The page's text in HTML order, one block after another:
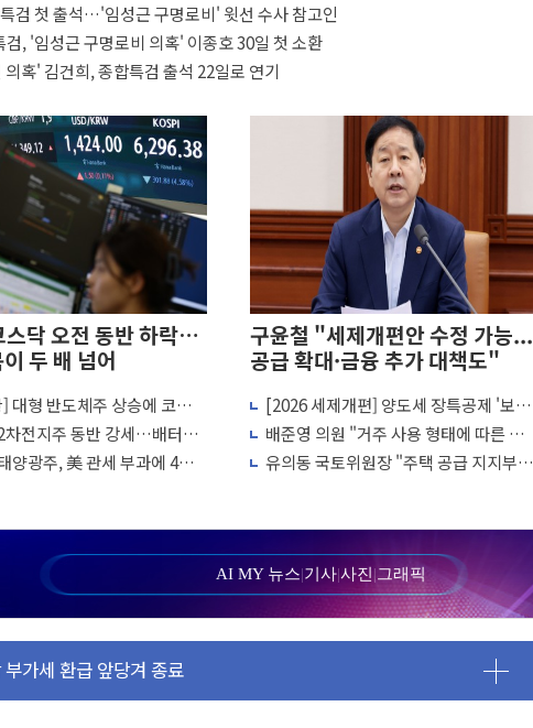
검 첫 출석…'임성근 구명로비' 윗선 수사 참고인
, '임성근 구명로비 의혹' 이종호 30일 첫 소환
혹' 김건희, 종합특검 출석 22일로 연기
스닥 오전 동반 하락…
두 배 넘어
대형 반도체주 상승에 코스
1%대 반등
전지주 동반 강세…배터리3
상승
양광주, 美 관세 부과에 4%
구윤철 "세제개편안 수정 가능...
공급 확대·금융 추가 대책도"
[2026 세제개편] 양도세 장특공제 '보
유'서 '거주'로…10년 살아야 최대 80%
배준영 의원 "거주 사용 형태에 따른 중
과세는 과세 원칙 어긋나"
유의동 국토위원장 "주택 공급 지지부
AI MY 뉴스|기사|사진 |그래픽
된 군 신뢰 회복해야"
시 급락에 업계 1위
13.9% 증가
성장동력 확보
확보 전쟁
각…2분기 영업익 853억
가세 환급 앞당겨 종료
간, 대표팀 무패 外